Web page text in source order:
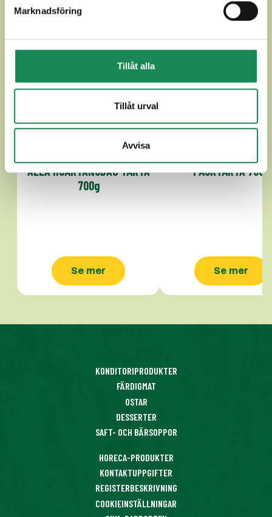
Marknadsföring
Tillåt alla
Tillåt urval
Avvisa
ALLA HJÄRTANSDAG TÅRTA
700g
Se mer
PÅSKTÅRTA 700g
Se mer
KONDITORIPRODUKTER
FÄRDIGMAT
OSTAR
DESSERTER
SAFT- OCH BÄRSOPPOR
HORECA-PRODUKTER
KONTAKTUPPGIFTER
REGISTERBESKRIVNING
COOKIEINSTÄLLNINGAR